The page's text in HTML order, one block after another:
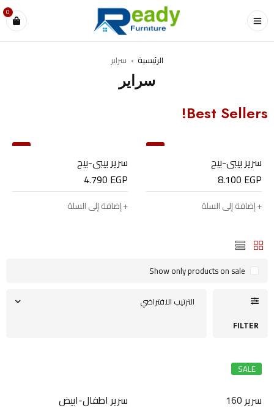
0
الرئيسية › سراير
سراير
Best Sellers!
05
سرير بيبي-بيج
4.790 EGP
إضافة إلى السلة
06
سرير بيبي-بيج
8.100 EGP
إضافة إلى السلة
FILTER
الترتيب الافتراضي
Show only products on sale
SALE
سرير 160
سرير اطفال-ابيض